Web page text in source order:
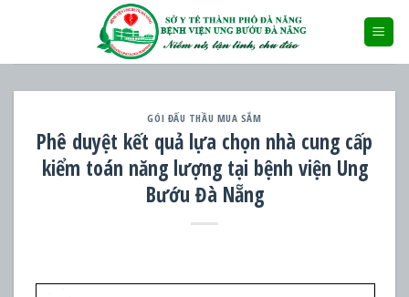
GÓI ĐẤU THẦU MUA SẮM
Phê duyệt kết quả lựa chọn nhà cung cấp
kiểm toán năng lượng tại bệnh viện Ung
Bướu Đà Nẵng